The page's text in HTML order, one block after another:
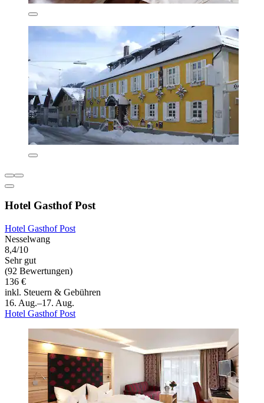
Hotel Gasthof Post
Hotel Gasthof Post
Nesselwang
8,4/10
Sehr gut
(92 Bewertungen)
136 €
inkl. Steuern & Gebühren
16. Aug.–17. Aug.
Hotel Gasthof Post